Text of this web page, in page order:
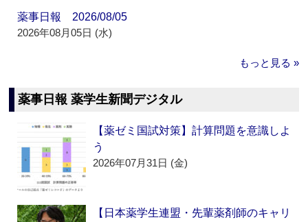
薬事日報 2026/08/05
2026年08月05日 (水)
もっと見る »
薬事日報 薬学生新聞デジタル
【薬ゼミ国試対策】計算問題を意識しよ
う
2026年07月31日 (金)
【日本薬学生連盟・先輩薬剤師のキャリ